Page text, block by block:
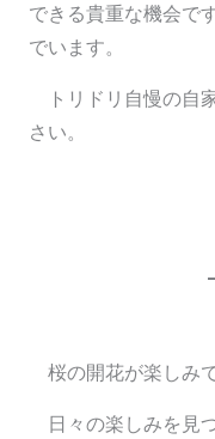
できる貴重な機会で
でいます。
トリドリ自慢の自
さい。
桜の開花が楽しみで
日々の楽しみを見